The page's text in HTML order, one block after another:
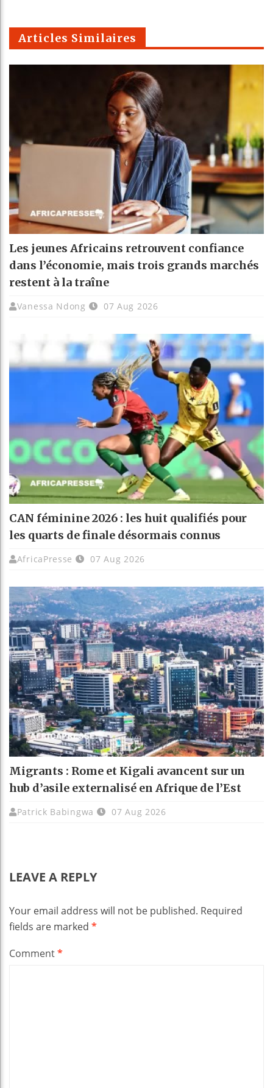
m
Articles Similaires
Les jeunes Africains retrouvent confiance
dans l’économie, mais trois grands marchés
restent à la traîne
Vanessa Ndong 07 Aug 2026
CAN féminine 2026 : les huit qualifiés pour
les quarts de finale désormais connus
AfricaPresse 07 Aug 2026
Migrants : Rome et Kigali avancent sur un
hub d’asile externalisé en Afrique de l’Est
Patrick Babingwa 07 Aug 2026
LEAVE A REPLY
Your email address will not be published. Required
fields are marked *
Comment*